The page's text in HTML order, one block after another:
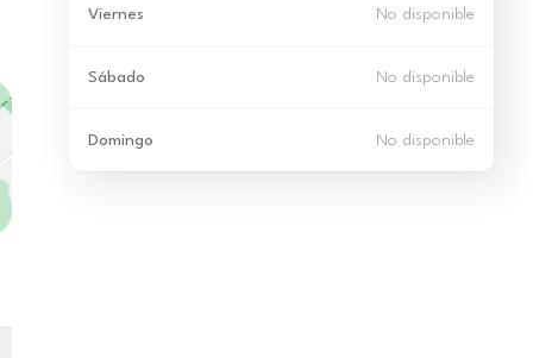
Viernes No disponible
Sábado No disponible
Domingo No disponible